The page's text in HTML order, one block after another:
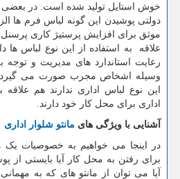
خوش استایل تولید شده است. در بعضی
دولتی پوشیدن این گونه لباس فرم ها
موثق برای افزایش پرستیژ کاری
علاقه به استفاده از این نوع لباس ها
رعایت استاندارد های مدیریت و توجه
وسیله اشخاص مجرب صورت می گیرد.
این نوع لباس اداری ندارند هم علاقه
اداری برای محل کار خود دارند.
آشنایی با ویژگی های مانتو شلوار اداری
در اینجا می خواهیم به خصوصیات یک
برای رفتن به محل کار آیا بایستی از
آیا می توان از مانتو های که به